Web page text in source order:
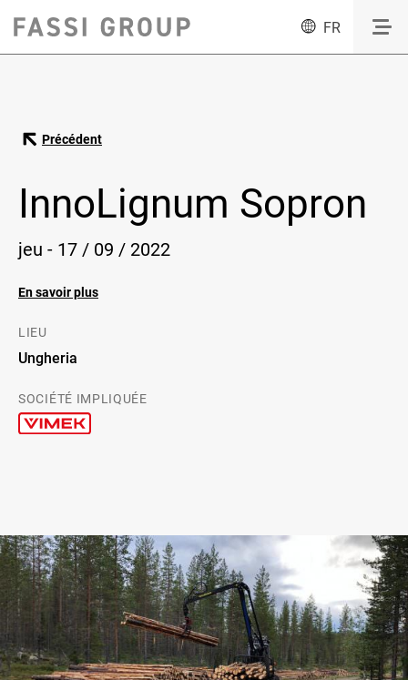
FR
Précédent
InnoLignum Sopron
jeu - 17 / 09 / 2022
En savoir plus
LIEU
Ungheria
SOCIÉTÉ IMPLIQUÉE